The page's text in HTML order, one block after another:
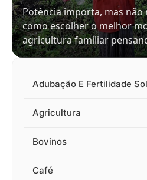
Potência importa, mas não
como escolher o melhor
agricultura familiar
Adubação E Fertilidade
Agricultura
Bovinos
Café